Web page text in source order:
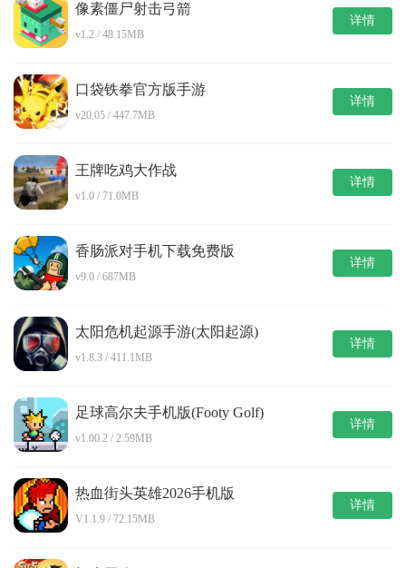
像素僵尸射击弓箭
v1.2 / 48.15MB
详情
口袋铁拳官方版手游
v20.05 / 447.7MB
详情
王牌吃鸡大作战
v1.0 / 71.0MB
详情
香肠派对手机下载免费版
v9.0 / 687MB
详情
太阳危机起源手游(太阳起源)
v1.8.3 / 411.1MB
详情
足球高尔夫手机版(Footy Golf)
v1.00.2 / 2.59MB
详情
热血街头英雄2026手机版
V1.1.9 / 72.15MB
详情